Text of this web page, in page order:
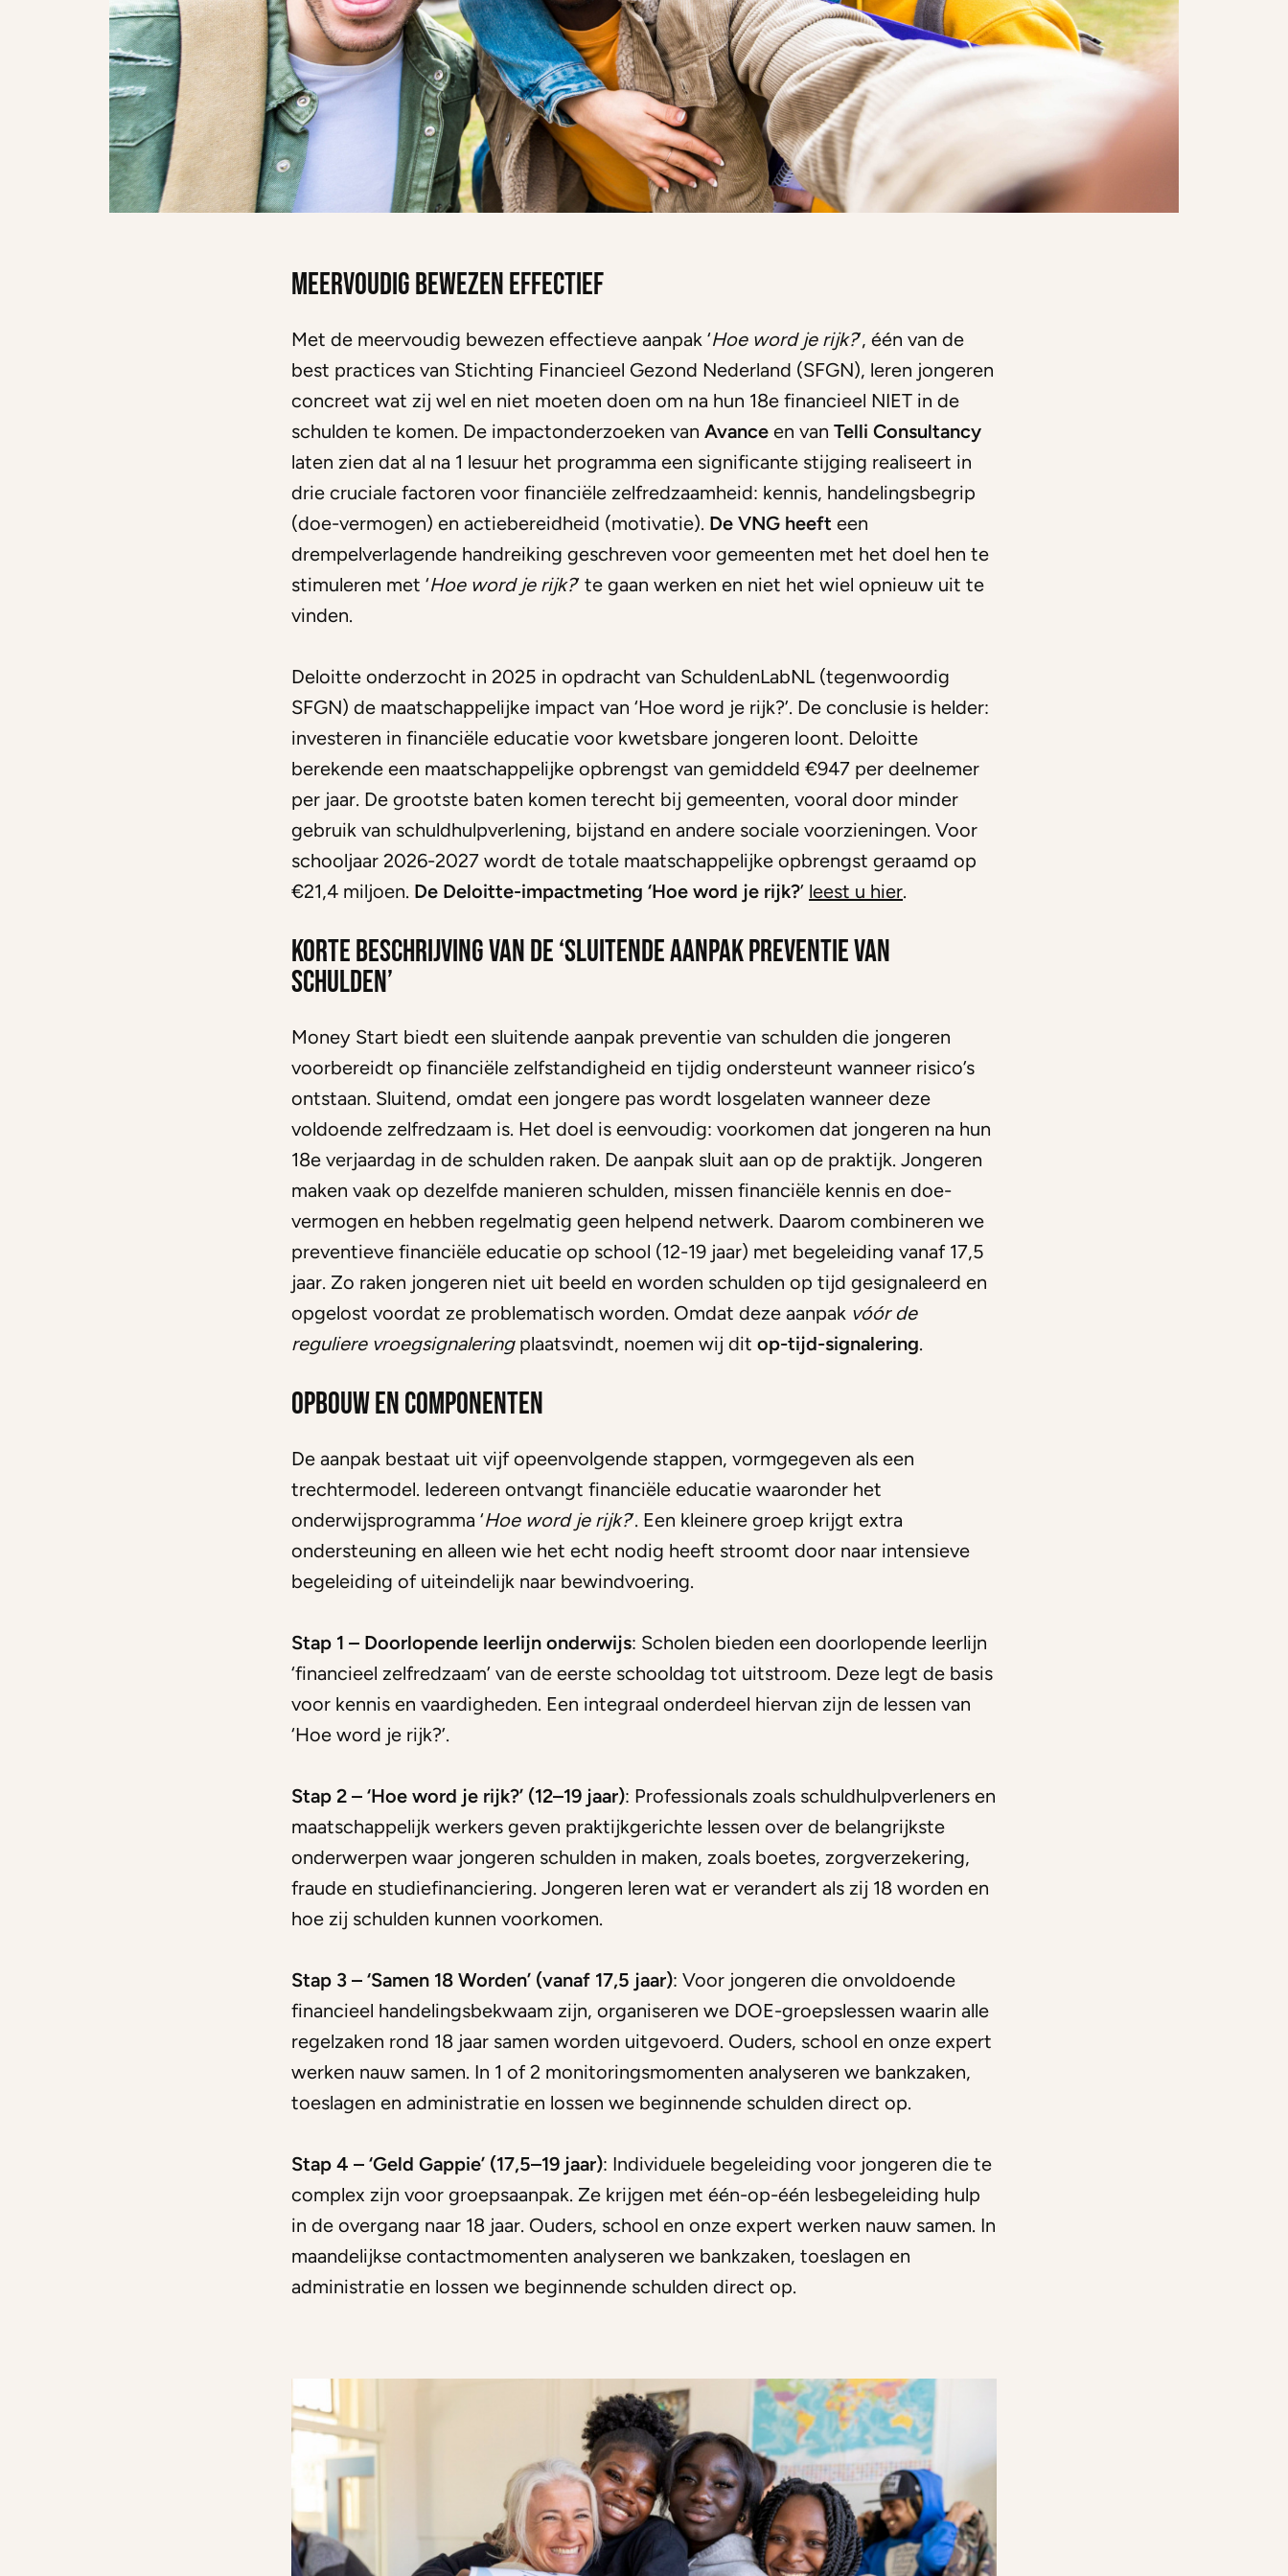
Meervoudig bewezen effectief
Met de meervoudig bewezen effectieve aanpak ‘Hoe word je rijk?’, één van de
best practices van Stichting Financieel Gezond Nederland (SFGN), leren jongeren
concreet wat zij wel en niet moeten doen om na hun 18e financieel NIET in de
schulden te komen. De impactonderzoeken van Avance en van Telli Consultancy
laten zien dat al na 1 lesuur het programma een significante stijging realiseert in
drie cruciale factoren voor financiële zelfredzaamheid: kennis, handelingsbegrip
(doe-vermogen) en actiebereidheid (motivatie). De VNG heeft een
drempelverlagende handreiking geschreven voor gemeenten met het doel hen te
stimuleren met ‘Hoe word je rijk?’ te gaan werken en niet het wiel opnieuw uit te
vinden.
Deloitte onderzocht in 2025 in opdracht van SchuldenLabNL (tegenwoordig
SFGN) de maatschappelijke impact van ‘Hoe word je rijk?’. De conclusie is helder:
investeren in financiële educatie voor kwetsbare jongeren loont. Deloitte
berekende een maatschappelijke opbrengst van gemiddeld €947 per deelnemer
per jaar. De grootste baten komen terecht bij gemeenten, vooral door minder
gebruik van schuldhulpverlening, bijstand en andere sociale voorzieningen. Voor
schooljaar 2026-2027 wordt de totale maatschappelijke opbrengst geraamd op
€21,4 miljoen. De Deloitte-impactmeting ‘Hoe word je rijk?’ leest u hier.
Korte beschrijving van de ‘sluitende aanpak preventie van
schulden’
Money Start biedt een sluitende aanpak preventie van schulden die jongeren
voorbereidt op financiële zelfstandigheid en tijdig ondersteunt wanneer risico’s
ontstaan. Sluitend, omdat een jongere pas wordt losgelaten wanneer deze
voldoende zelfredzaam is. Het doel is eenvoudig: voorkomen dat jongeren na hun
18e verjaardag in de schulden raken. De aanpak sluit aan op de praktijk. Jongeren
maken vaak op dezelfde manieren schulden, missen financiële kennis en doe-
vermogen en hebben regelmatig geen helpend netwerk. Daarom combineren we
preventieve financiële educatie op school (12-19 jaar) met begeleiding vanaf 17,5
jaar. Zo raken jongeren niet uit beeld en worden schulden op tijd gesignaleerd en
opgelost voordat ze problematisch worden. Omdat deze aanpak vóór de
reguliere vroegsignaleringplaatsvindt, noemen wij dit op-tijd-signalering.
Opbouw en componenten
De aanpak bestaat uit vijf opeenvolgende stappen, vormgegeven als een
trechtermodel. Iedereen ontvangt financiële educatie waaronder het
onderwijsprogramma ‘Hoe word je rijk?’. Een kleinere groep krijgt extra
ondersteuning en alleen wie het echt nodig heeft stroomt door naar intensieve
begeleiding of uiteindelijk naar bewindvoering.
Stap 1 – Doorlopende leerlijn onderwijs: Scholen bieden een doorlopende leerlijn
‘financieel zelfredzaam’ van de eerste schooldag tot uitstroom. Deze legt de basis
voor kennis en vaardigheden. Een integraal onderdeel hiervan zijn de lessen van
‘Hoe word je rijk?’.
Stap 2 – ‘Hoe word je rijk?’ (12–19 jaar): Professionals zoals schuldhulpverleners en
maatschappelijk werkers geven praktijkgerichte lessen over de belangrijkste
onderwerpen waar jongeren schulden in maken, zoals boetes, zorgverzekering,
fraude en studiefinanciering. Jongeren leren wat er verandert als zij 18 worden en
hoe zij schulden kunnen voorkomen.
Stap 3 – ‘Samen 18 Worden’ (vanaf 17,5 jaar): Voor jongeren die onvoldoende
financieel handelingsbekwaam zijn, organiseren we DOE-groepslessen waarin alle
regelzaken rond 18 jaar samen worden uitgevoerd. Ouders, school en onze expert
werken nauw samen. In 1 of 2 monitoringsmomenten analyseren we bankzaken,
toeslagen en administratie en lossen we beginnende schulden direct op.
Stap 4 – ‘Geld Gappie’ (17,5–19 jaar): Individuele begeleiding voor jongeren die te
complex zijn voor groepsaanpak. Ze krijgen met één-op-één lesbegeleiding hulp
in de overgang naar 18 jaar. Ouders, school en onze expert werken nauw samen. In
maandelijkse contactmomenten analyseren we bankzaken, toeslagen en
administratie en lossen we beginnende schulden direct op.